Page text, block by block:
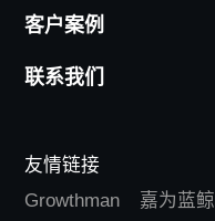
客户案例
联系我们
友情链接
Growthman
嘉为蓝鲸